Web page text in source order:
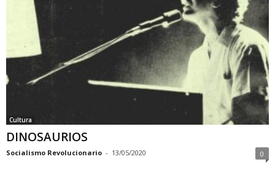
Cultura
DINOSAURIOS
Socialismo Revolucionario - 13/05/2020 0